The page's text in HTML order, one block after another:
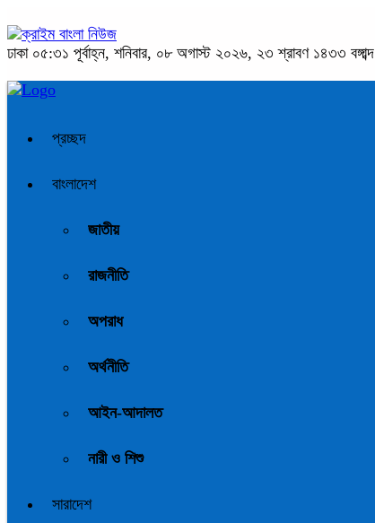
ঢাকা ০৫:৩১ পূর্বাহ্ন, শনিবার, ০৮ অগাস্ট ২০২৬, ২৩ শ্রাবণ ১৪৩৩ বঙ্গাব্দ
প্রচ্ছদ
বাংলাদেশ
জাতীয়
রাজনীতি
অপরাধ
অর্থনীতি
আইন-আদালত
নারী ও শিশু
সারাদেশ